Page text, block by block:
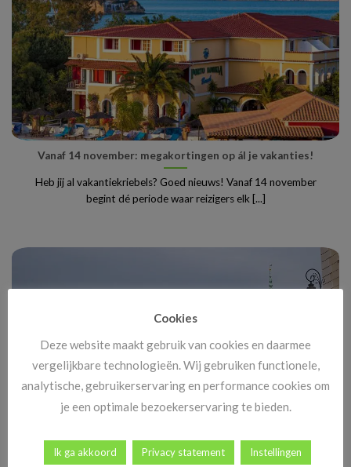
Vanaf 14 november: megakortingen op ál je vakanties!
Heb jij al vakantiekriebels? Goed nieuws! Vanaf 14 november
begint dé periode waar reizigers elk [...]
Stedentrip Warschau: ontdek de verrassende charme van
Polen’s bruisende hoofdstad
Cookies
Deze website maakt gebruik van cookies en daarmee
vergelijkbare technologieën. Wij gebruiken functionele,
analytische, gebruikerservaring en performance cookies om
je een optimale bezoekerservaring te bieden.
Ik ga akkoord Privacy statement Instellingen